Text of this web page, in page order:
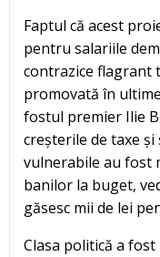
Faptul că acest
pentru salariile
contrazice flagrant
promovată în
fostul premier Ilie
creșterile de taxe
vulnerabile au fost
banilor la buget,
găsesc mii de lei
Clasa politică a